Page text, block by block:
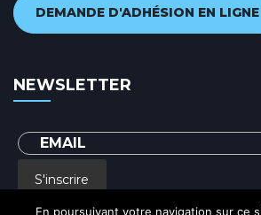
DEMANDE D'ADHÉSION EN LIGNE
NEWSLETTER
S'inscrire
En poursuivant votre navigation sur ce